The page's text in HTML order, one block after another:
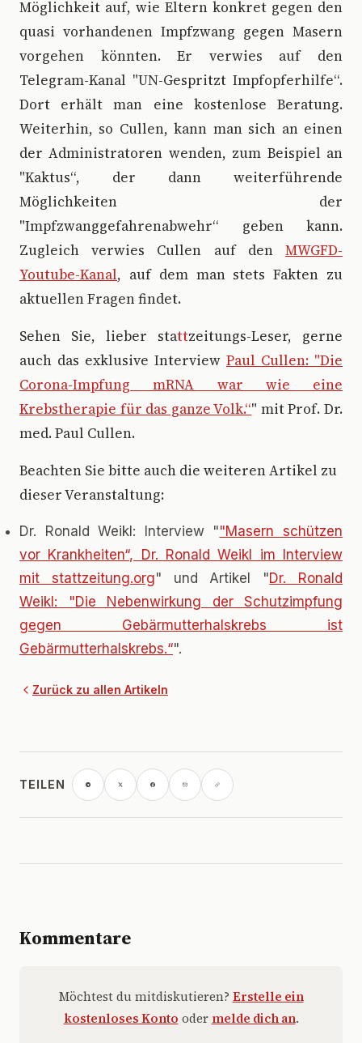
Möglichkeit auf, wie Eltern konkret gegen den
quasi vorhandenen Impfzwang gegen Masern
vorgehen könnten. Er verwies auf den
Telegram-Kanal "UN-Gespritzt Impfopferhilfe“.
Dort erhält man eine kostenlose Beratung.
Weiterhin, so Cullen, kann man sich an einen
der Administratoren wenden, zum Beispiel an
"Kaktus“, der dann weiterführende
Möglichkeiten der
"Impfzwanggefahrenabwehr“ geben kann.
Zugleich verwies Cullen auf den MWGFD-
Youtube-Kanal, auf dem man stets Fakten zu
aktuellen Fragen findet.
Sehen Sie, lieber stattzeitungs-Leser, gerne
auch das exklusive Interview Paul Cullen: "Die
Corona-Impfung mRNA war wie eine
Krebstherapie für das ganze Volk.“" mit Prof. Dr.
med. Paul Cullen.
Beachten Sie bitte auch die weiteren Artikel zu
dieser Veranstaltung:
Dr. Ronald Weikl: Interview ""Masern schützen
vor Krankheiten“, Dr. Ronald Weikl im Interview
mit stattzeitung.org" und Artikel "Dr. Ronald
Weikl: "Die Nebenwirkung der Schutzimpfung
gegen Gebärmutterhalskrebs ist
Gebärmutterhalskrebs.“".
Zurück zu allen Artikeln
TEILEN
Kommentare
Möchtest du mitdiskutieren? Erstelle ein
kostenloses Konto oder melde dich an.